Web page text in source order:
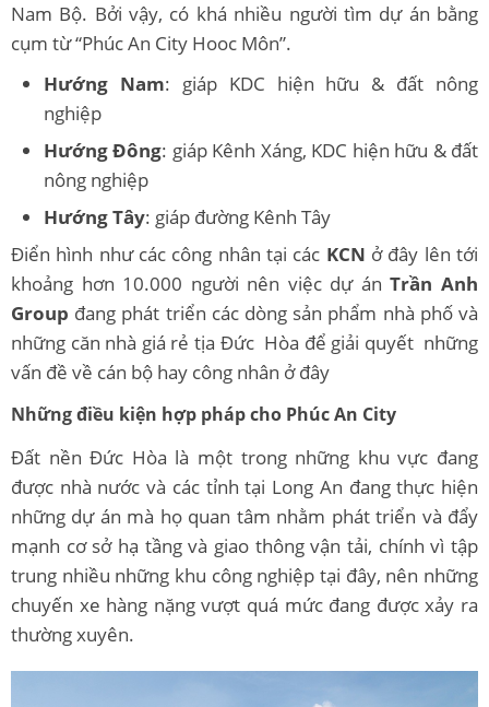
Nam Bộ. Bởi vậy, có khá nhiều người tìm dự án bằng
cụm từ “Phúc An City Hooc Môn”.
Hướng Nam: giáp KDC hiện hữu & đất nông
nghiệp
Hướng Đông: giáp Kênh Xáng, KDC hiện hữu & đất
nông nghiệp
Hướng Tây: giáp đường Kênh Tây
Điển hình như các công nhân tại các KCN ở đây lên tới
khoảng hơn 10.000 người nên việc dự ánTrần Anh
Group đang phát triển các dòng sản phẩm nhà phố và
những căn nhà giá rẻ tịa Đức Hòa để giải quyết những
vấn đề về cán bộ hay công nhân ở đây
Những điều kiện hợp pháp cho Phúc An City
Đất nền Đức Hòa là một trong những khu vực đang
được nhà nước và các tỉnh tại Long An đang thực hiện
những dự án mà họ quan tâm nhằm phát triển và đẩy
mạnh cơ sở hạ tầng và giao thông vận tải, chính vì tập
trung nhiều những khu công nghiệp tại đây, nên những
chuyến xe hàng nặng vượt quá mức đang được xảy ra
thường xuyên.